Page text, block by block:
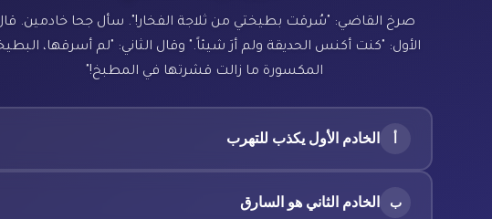
صرخ القاضي: "سُرقت بطيختي من ثلاجة الفخار!". سأل جحا خادمين.
الأول: "كنت أكنس الحديقة ولم أرَ شيئاً." وقال الثاني: "لم أسرقها،
المكسورة ما زالت قشرتها في المطبخ!"
أ الخادم الأول يكذب للتهرب
ب الخادم الثاني هو السارق